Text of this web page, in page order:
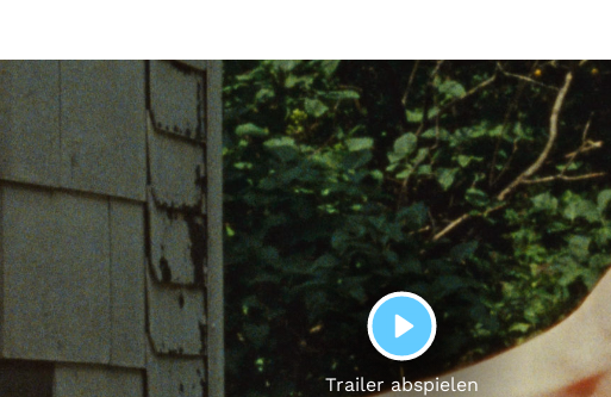
So geht’s
Filmpakete
Gutscheine
& Filmpässe
Account
Suche
PLAY
Trailer abspielen